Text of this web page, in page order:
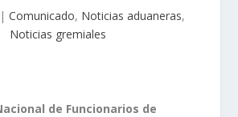
| Comunicado, Noticias aduaneras,
Noticias gremiales
de Funcionarios de